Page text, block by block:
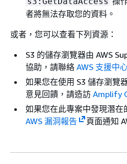
者將無法存取您的資料。
或者，您可以查看下列資源：
S3 的儲存瀏覽器由 AWS
協助，請聯絡 AWS 支援中
如果您在使用 S3 儲存瀏覽
意見回饋，請造訪 Amplify
如果您在此專案中發現潛
AWS 漏洞報告
頁面通知